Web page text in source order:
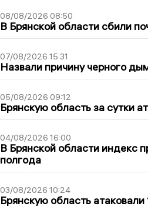
08/08/2026 08:50
В Брянской области сбили
07/08/2026 15:31
Назвали причину черного
05/08/2026 09:12
Брянскую область за сутки
04/08/2026 16:00
В Брянской области индекс
полгода
03/08/2026 10:24
Брянскую область